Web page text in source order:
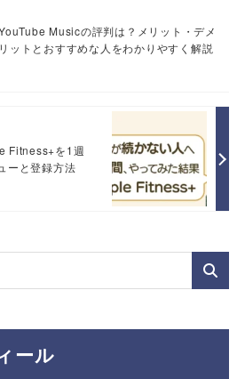
Musicの評判は？メリット・デメ
リットとおすすめな人をわかりやすく解説
Fitness+を1週
ーと登録方法
ール